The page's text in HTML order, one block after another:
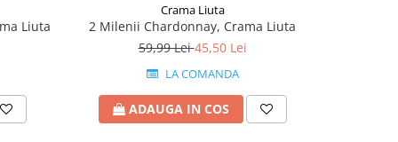
Liuta
Crama Liuta
2 Milenii Chardonnay, Crama Liuta
59,99 Lei45,50 Lei
LA COMANDA
ADAUGA IN COS